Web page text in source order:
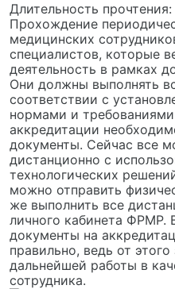
Длительность прочтения:
Прохождение
медицинских
специалистов, которые
деятельность в рамках
Они должны выполнять
соответствии с
нормами и
аккредитации
документы. Сейчас все
дистанционно с
технологических
можно отправить
же выполнить все
личного кабинета ФРМР.
документы на
правильно, ведь от
дальнейшей работы в
сотрудника.